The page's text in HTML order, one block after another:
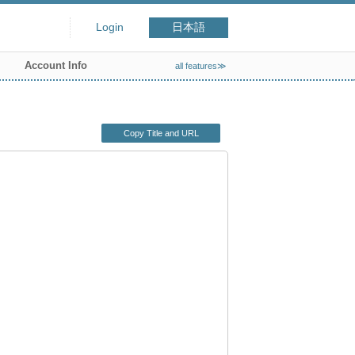
Login 日本語
Account Info all features≫
Copy Title and URL